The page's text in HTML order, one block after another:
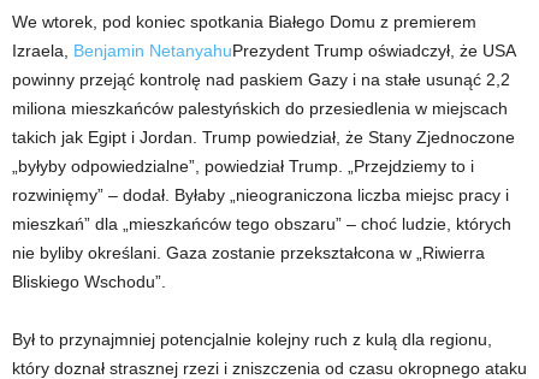
We wtorek, pod koniec spotkania Białego Domu z premierem
Izraela, Benjamin NetanyahuPrezydent Trump oświadczył, że USA
powinny przejąć kontrolę nad paskiem Gazy i na stałe usunąć 2,2
miliona mieszkańców palestyńskich do przesiedlenia w miejscach
takich jak Egipt i Jordan. Trump powiedział, że Stany Zjednoczone
„byłyby odpowiedzialne”, powiedział Trump. „Przejdziemy to i
rozwinięmy” – dodał. Byłaby „nieograniczona liczba miejsc pracy i
mieszkań” dla „mieszkańców tego obszaru” – choć ludzie, których
nie byliby określani. Gaza zostanie przekształcona w „Riwierra
Bliskiego Wschodu”.
Był to przynajmniej potencjalnie kolejny ruch z kulą dla regionu,
który doznał strasznej rzezi i zniszczenia od czasu okropnego ataku